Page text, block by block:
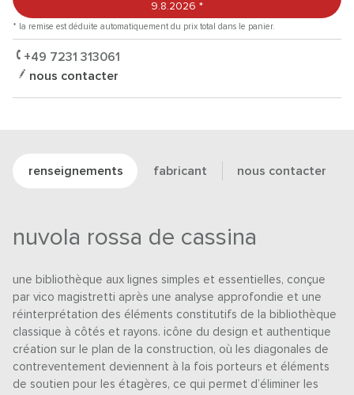
9.8.2026 *
* la remise est déduite automatiquement du prix total dans le panier.
+49 7231 313061
nous contacter
renseignements fabricant nous contacter
nuvola rossa de cassina
une bibliothèque aux lignes simples et essentielles, conçue
par vico magistretti après une analyse approfondie et une
réinterprétation des éléments constitutifs de la bibliothèque
classique à côtés et rayons. icône du design et authentique
création sur le plan de la construction, où les diagonales de
contreventement deviennent à la fois porteurs et éléments
de soutien pour les étagères, ce qui permet d’éliminer les